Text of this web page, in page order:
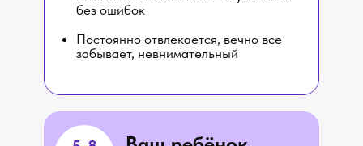
без ошибок
Постоянно отвлекается, вечно все
забывает, невнимательный